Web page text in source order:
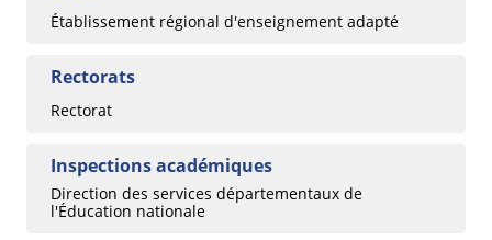
Établissement régional d'enseignement adapté
Rectorats
Rectorat
Inspections académiques
Direction des services départementaux de
l'Éducation nationale